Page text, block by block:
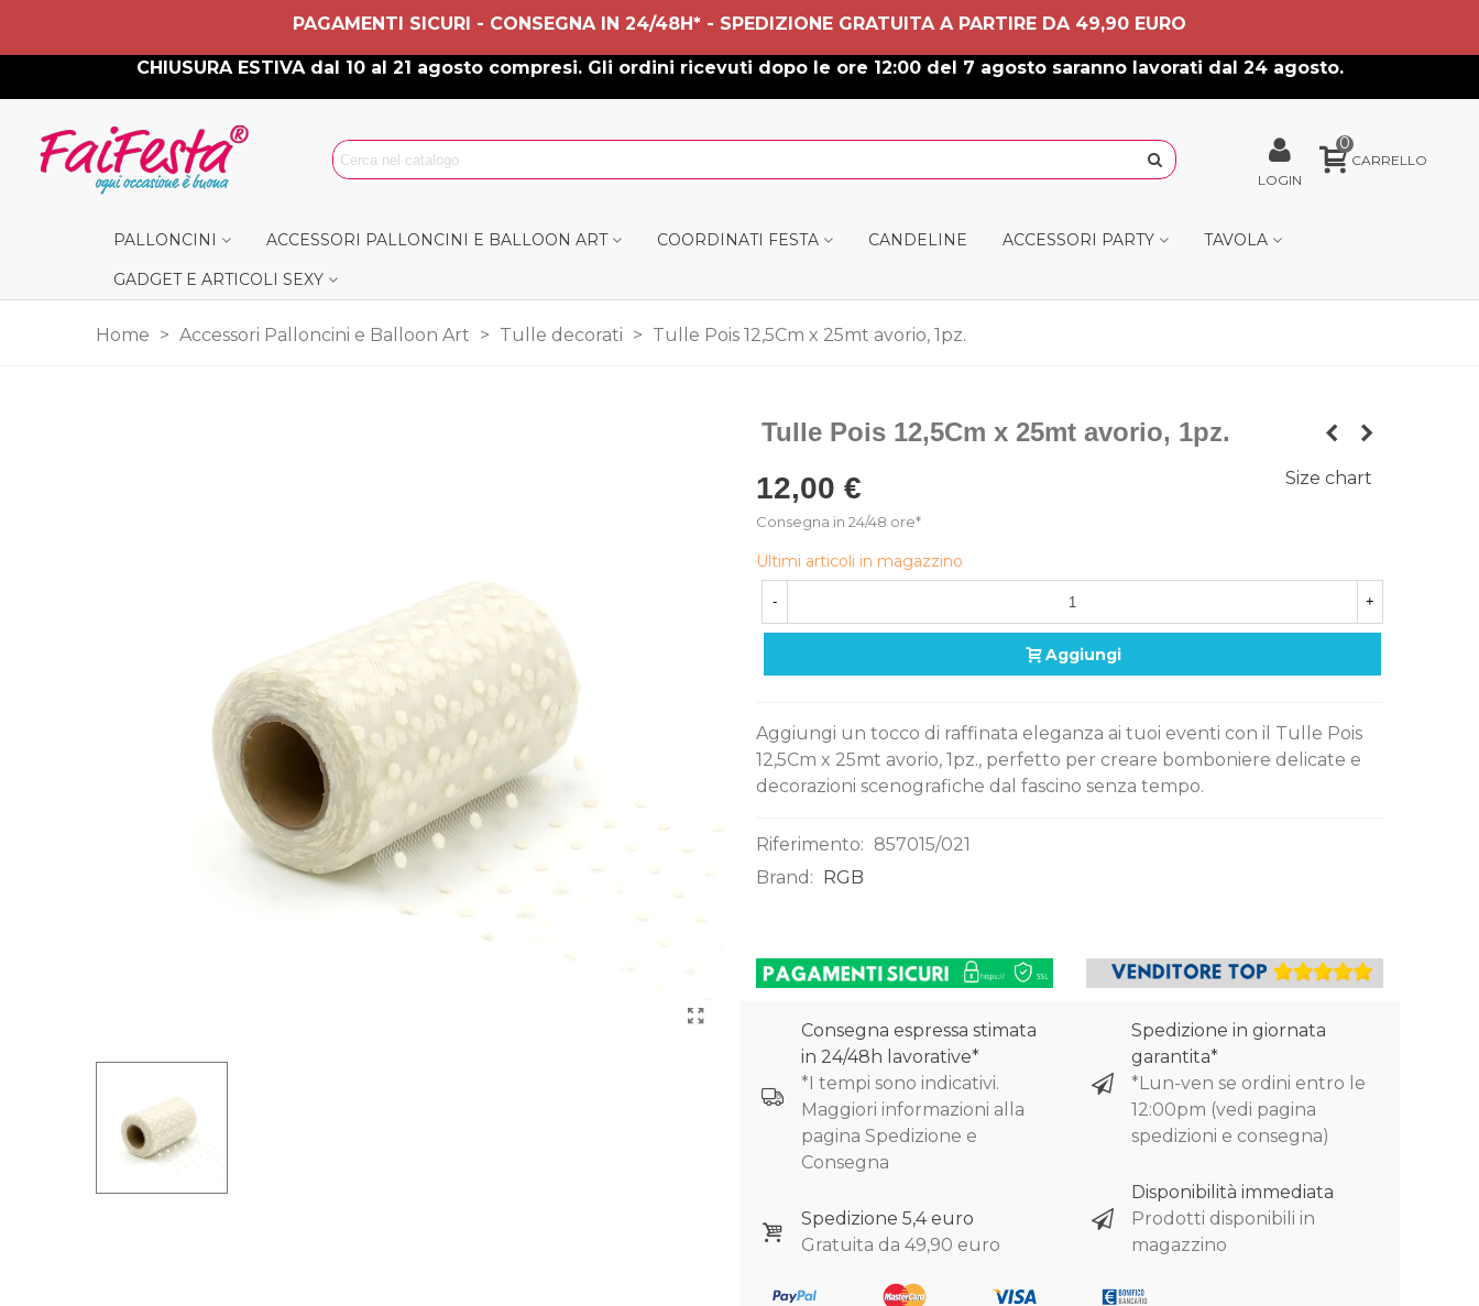
PAGAMENTI SICURI - CONSEGNA IN 24/48H* - SPEDIZIONE GRATUITA A PARTIRE DA 49,90 EURO
CHIUSURA ESTIVA dal 10 al 21 agosto compresi. Gli ordini ricevuti dopo le ore 12:00 del 7 agosto saranno lavorati dal 24 agosto.
LOGIN
0
CARRELLO
PALLONCINI ACCESSORI PALLONCINI E BALLOON ART COORDINATI FESTA CANDELINE ACCESSORI PARTY
TAVOLA
GADGET E ARTICOLI SEXY
Home > Accessori Palloncini e Balloon Art > Tulle decorati > Tulle Pois 12,5Cm x 25mt avorio, 1pz.
Tulle Pois 12,5Cm x 25mt avorio, 1pz.
12,00 €
Consegna in 24/48 ore*
Size chart
Ultimi articoli in magazzino
- +
Aggiungi
Aggiungi un tocco di raffinata eleganza ai tuoi eventi con il Tulle Pois
12,5Cm x 25mt avorio, 1pz., perfetto per creare bomboniere delicate e
decorazioni scenografiche dal fascino senza tempo.
Riferimento: 857015/021
Brand:
RGB
Consegna espressa stimata
in 24/48h lavorative*
*I tempi sono indicativi.
Maggiori informazioni alla
pagina Spedizione e
Consegna
Spedizione 5,4 euro
Gratuita da 49,90 euro
Spedizione in giornata
garantita*
*Lun-ven se ordini entro le
12:00pm (vedi pagina
spedizioni e consegna)
Disponibilità immediata
Prodotti disponibili in
magazzino